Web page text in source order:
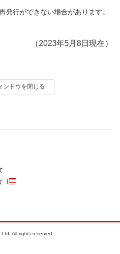
発行ができない場合があります。
（2023年5月8日現在）
ンドウを閉じる
All rights reserved.